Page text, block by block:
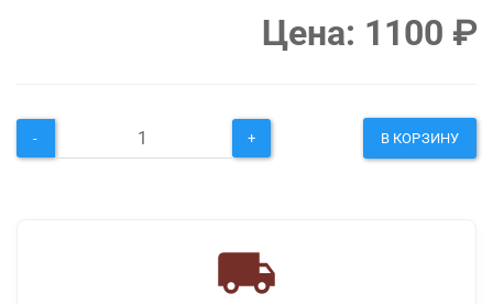
Цена: 1100 ₽
- + В КОРЗИНУ